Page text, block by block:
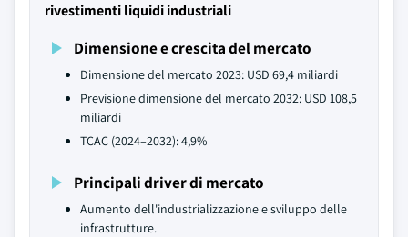
rivestimenti liquidi industriali
Dimensione e crescita del mercato
Dimensione del mercato 2023: USD 69,4 miliardi
Previsione dimensione del mercato 2032: USD 108,5
miliardi
TCAC (2024–2032): 4,9%
Principali driver di mercato
Aumento dell'industrializzazione e sviluppo delle
infrastrutture.